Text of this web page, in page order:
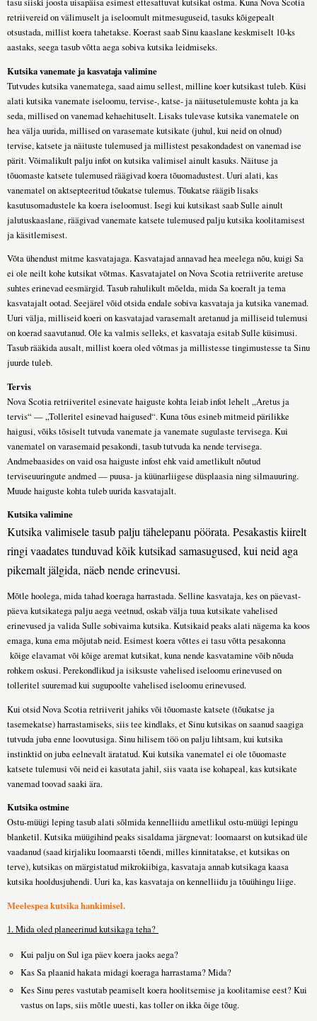
tasu siiski joosta uisapäisa esimest ettesattuvat kutsikat ostma. Kuna Nova Scotia
retriivereid on välimuselt ja iseloomult mitmesuguseid, tasuks kõigepealt
otsustada, millist koera tahetakse. Koerast saab Sinu kaaslane keskmiselt 10-ks
aastaks, seega tasub võtta aega sobiva kutsika leidmiseks.
Kutsika vanemate ja kasvataja valimine
Tutvudes kutsika vanematega, saad aimu sellest, milline koer kutsikast tuleb. Küsi
alati kutsika vanemate iseloomu, tervise-, katse- ja näitusetulemuste kohta ja ka
seda, millised on vanemad kehaehituselt. Lisaks tulevase kutsika vanematele on
hea välja uurida, millised on varasemate kutsikate (juhul, kui neid on olnud)
tervise, katsete ja näituste tulemused ja millistest pesakondadest on vanemad ise
pärit. Võimalikult palju infot on kutsika valimisel ainult kasuks. Näituse ja
tõuomaste katsete tulemused räägivad koera tõuomadustest. Uuri alati, kas
vanematel on aktsepteeritud tõukatse tulemus. Tõukatse räägib lisaks
kasutusomadustele ka koera iseloomust. Isegi kui kutsikast saab Sulle ainult
jalutuskaaslane, räägivad vanemate katsete tulemused palju kutsika koolitamisest
ja käsitlemisest.
Võta ühendust mitme kasvatajaga. Kasvatajad annavad hea meelega nõu, kuigi Sa
ei ole neilt kohe kutsikat võtmas. Kasvatajatel on Nova Scotia retriiverite aretuse
suhtes erinevad eesmärgid. Tasub rahulikult mõelda, mida Sa koeralt ja tema
kasvatajalt ootad. Seejärel võid otsida endale sobiva kasvataja ja kutsika vanemad.
Uuri välja, milliseid koeri on kasvatajad varasemalt aretanud ja milliseid tulemusi
on koerad saavutanud. Ole ka valmis selleks, et kasvataja esitab Sulle küsimusi.
Tasub rääkida ausalt, millist koera oled võtmas ja millistesse tingimustesse ta Sinu
juurde tuleb.
Tervis
Nova Scotia retriiveritel esinevate haiguste kohta leiab infot lehelt „Aretus ja
tervis“ — „Tolleritel esinevad haigused“. Kuna tõus esineb mitmeid pärilikke
haigusi, võiks tõsiselt tutvuda vanemate ja vanemate sugulaste tervisega. Kui
vanematel on varasemaid pesakondi, tasub tutvuda ka nende tervisega.
Andmebaasides on vaid osa haiguste infost ehk vaid ametlikult nõutud
terviseuuringute andmed — puusa- ja küünarliigese düsplaasia ning silmauuring.
Muude haiguste kohta tuleb uurida kasvatajalt.
Kutsika valimine
Kutsika valimisele tasub palju tähelepanu pöörata. Pesakastis kiirelt
ringi vaadates tunduvad kõik kutsikad samasugused, kui neid aga
pikemalt jälgida, näeb nende erinevusi.
Mõtle hoolega, mida tahad koeraga harrastada. Selline kasvataja, kes on päevast-
päeva kutsikatega palju aega veetnud, oskab välja tuua kutsikate vahelised
erinevused ja valida Sulle sobivaima kutsika. Kutsikaid peaks alati nägema ka koos
emaga, kuna ema mõjutab neid. Esimest koera võttes ei tasu võtta pesakonna
kõige elavamat või kõige aremat kutsikat, kuna nende kasvatamine võib nõuda
rohkem oskusi. Perekondlikud ja isiksuste vahelised iseloomu erinevused on
tolleritel suuremad kui sugupoolte vahelised iseloomu erinevused.
Kui otsid Nova Scotia retriiverit jahiks või tõuomaste katsete (tõukatse ja
tasemekatse) harrastamiseks, siis tee kindlaks, et Sinu kutsikas on saanud saagiga
tutvuda juba enne loovutusiga. Sinu hilisem töö on palju lihtsam, kui kutsika
instinktid on juba eelnevalt äratatud. Kui kutsika vanematel ei ole tõuomaste
katsete tulemusi või neid ei kasutata jahil, siis vaata ise kohapeal, kas kutsikate
vanemad toovad saaki ära.
Kutsika ostmine
Ostu-müügi leping tasub alati sõlmida kennelliidu ametlikul ostu-müügi lepingu
blanketil. Kutsika müügihind peaks sisaldama järgnevat: loomaarst on kutsikad üle
vaadanud (saad kirjaliku loomaarsti tõendi, milles kinnitatakse, et kutsikas on
terve), kutsikas on märgistatud mikrokiibiga, kasvataja annab kutsikaga kaasa
kutsika hooldusjuhendi. Uuri ka, kas kasvataja on kennelliidu ja tõuühingu liige.
Meelespea kutsika hankimisel.
1. Mida oled planeerinud kutsikaga teha?
Kui palju on Sul iga päev koera jaoks aega?
Kas Sa plaanid hakata midagi koeraga harrastama? Mida?
Kes Sinu peres vastutab peamiselt koera hoolitsemise ja koolitamise eest? Kui
vastus on laps, siis mõtle uuesti, kas toller on ikka õige tõug.